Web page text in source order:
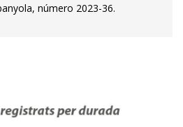
número 2023-36.